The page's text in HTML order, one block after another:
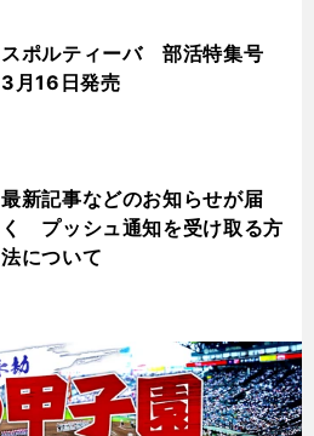
スポルティーバ 部活特集号
3月16日発売
最新記事などのお知らせが届
く プッシュ通知を受け取る方
法について